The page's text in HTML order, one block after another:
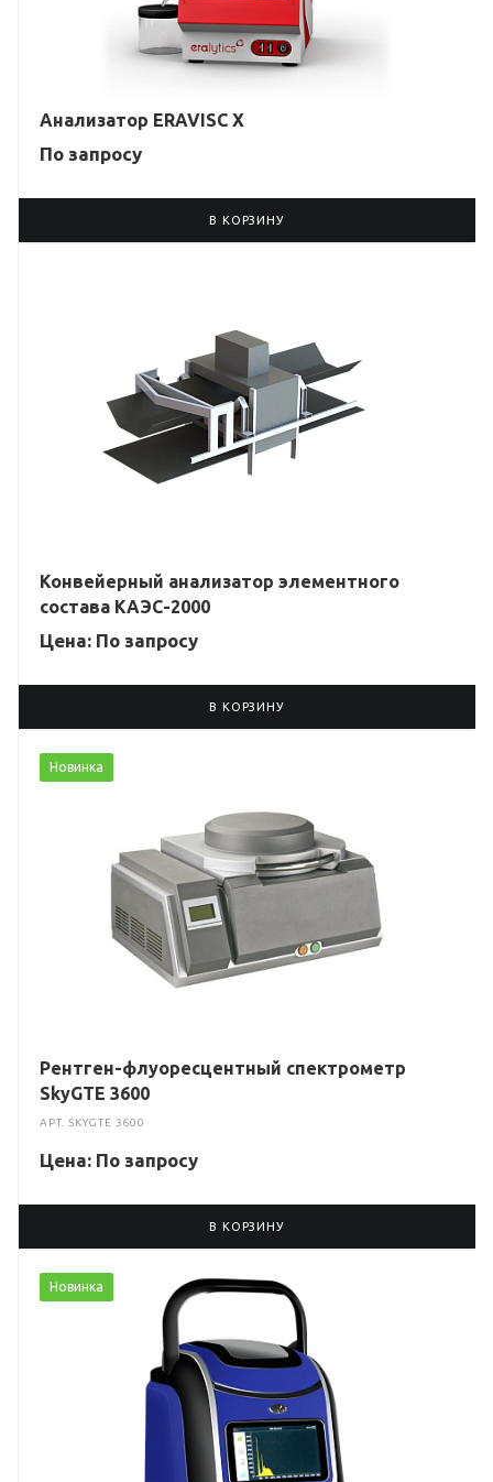
Анализатор ERAVISC X
По запросу
В КОРЗИНУ
Конвейерный анализатор элементного
состава КАЭС-2000
Цена: По запросу
В КОРЗИНУ
Новинка
Рентген-флуоресцентный спектрометр
SkyGTE 3600
АРТ.SKYGTE 3600
Цена: По запросу
В КОРЗИНУ
Новинка